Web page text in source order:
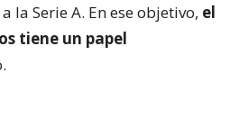
la Serie A. En ese objetivo, el
tiene un papel